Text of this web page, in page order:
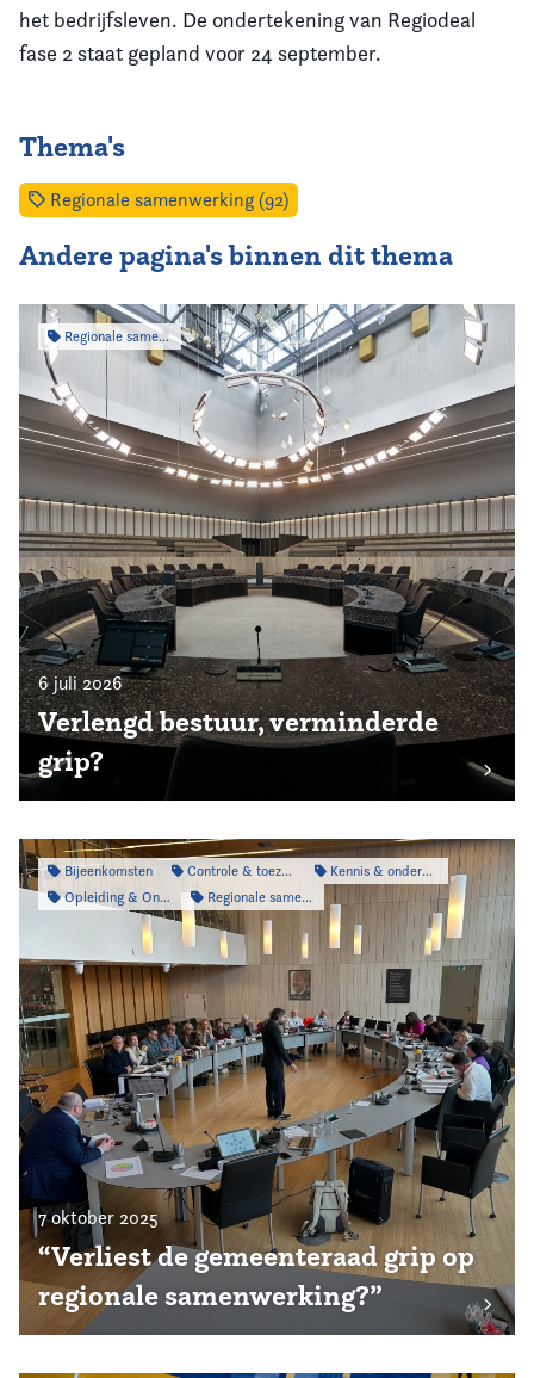
het bedrijfsleven. De ondertekening van Regiodeal
fase 2 staat gepland voor 24 september.
Thema's
Regionale samenwerking (92)
Andere pagina's binnen dit thema
Regionale samenwerking
6 juli 2026
Verlengd bestuur, verminderde
grip?
Bijeenkomsten Controle & toezicht
Kennis & onderzoek
Opleiding & Ontwikkeling
Regionale samenwerking
7 oktober 2025
“Verliest de gemeenteraad grip op
regionale samenwerking?”